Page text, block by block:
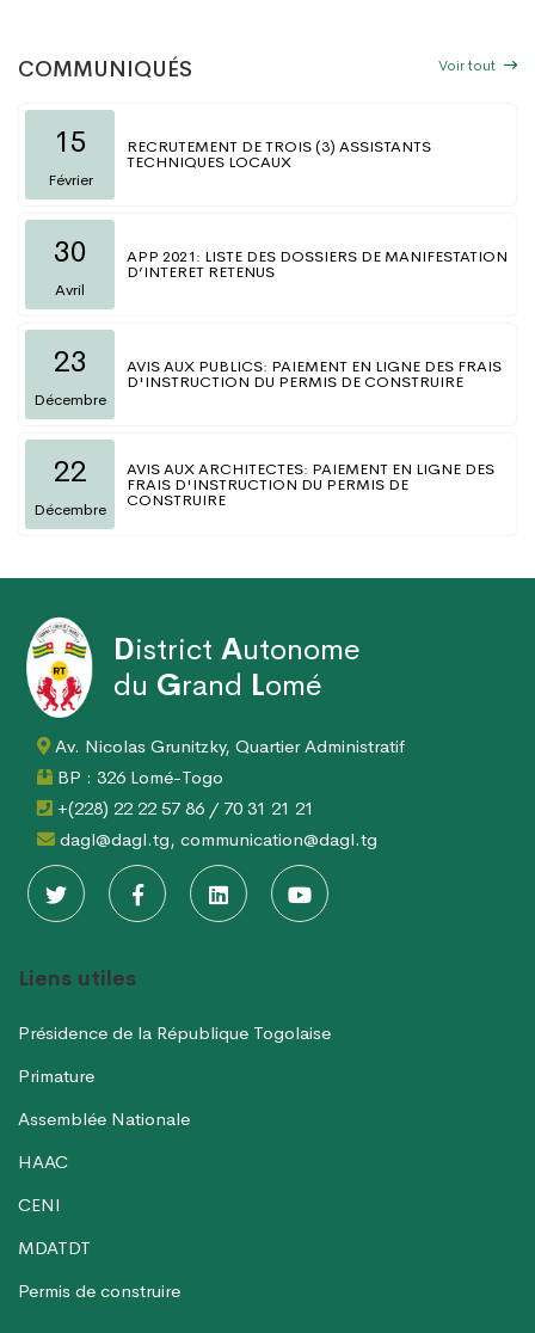
COMMUNIQUÉS Voir tout
15
Février
RECRUTEMENT DE TROIS (3) ASSISTANTS
TECHNIQUES LOCAUX
30
Avril
APP 2021: LISTE DES DOSSIERS DE MANIFESTATION
D’INTERET RETENUS
23
Décembre
AVIS AUX PUBLICS: PAIEMENT EN LIGNE DES FRAIS
D'INSTRUCTION DU PERMIS DE CONSTRUIRE
22
Décembre
AVIS AUX ARCHITECTES: PAIEMENT EN LIGNE DES
FRAIS D'INSTRUCTION DU PERMIS DE
CONSTRUIRE
District Autonome
du Grand Lomé
Av. Nicolas Grunitzky, Quartier Administratif
BP : 326 Lomé-Togo
+(228) 22 22 57 86 / 70 31 21 21
dagl@dagl.tg, communication@dagl.tg
Liens utiles
Présidence de la République Togolaise
Primature
Assemblée Nationale
HAAC
CENI
MDATDT
Permis de construire